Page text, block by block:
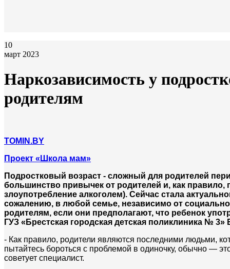
10
март 2023
Наркозависимость у
родителям
TOMIN.BY
Проект «Школа мам»
Подростковый возраст - сложный для родителей
большинство привычек от родителей и, как
злоупотребление алкоголем). Сейчас стала
сожалению, в любой семье, независимо от
родителям, если они предполагают, что ребенок
ГУЗ «Брестская городская детская поликлиника №
- Как правило, родители являются последними людьми,
пытайтесь бороться с проблемой в одиночку, обычно —
советует специалист.